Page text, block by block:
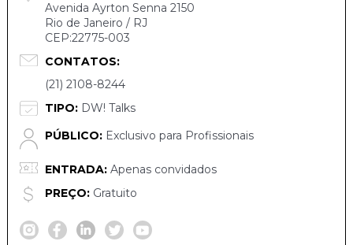
Avenida Ayrton Senna 2150
Rio de Janeiro / RJ
CEP:22775-003
CONTATOS:
(21) 2108-8244
TIPO:DW! Talks
PÚBLICO:Exclusivo para Profissionais
ENTRADA:Apenas convidados
PREÇO:Gratuito